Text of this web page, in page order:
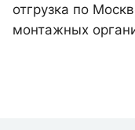
отгрузка по
монтажных